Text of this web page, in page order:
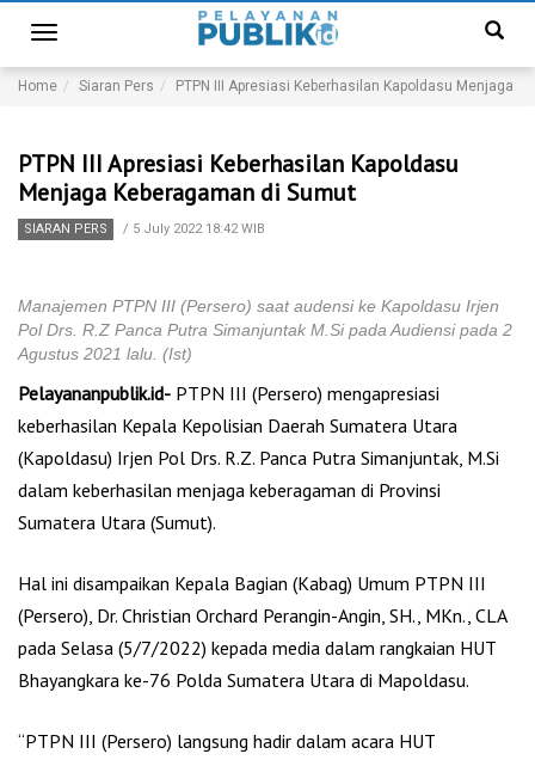
Toggle
navigation
Home Siaran Pers PTPN III Apresiasi Keberhasilan Kapoldasu Menjaga
PTPN III Apresiasi Keberhasilan Kapoldasu
Menjaga Keberagaman di Sumut
SIARAN PERS / 5 July 2022 18:42 WIB
Manajemen PTPN III (Persero) saat audensi ke Kapoldasu Irjen
Pol Drs. R.Z Panca Putra Simanjuntak M.Si pada Audiensi pada 2
Agustus 2021 lalu. (Ist)
Pelayananpublik.id- PTPN III (Persero) mengapresiasi
keberhasilan Kepala Kepolisian Daerah Sumatera Utara
(Kapoldasu) Irjen Pol Drs. R.Z. Panca Putra Simanjuntak, M.Si
dalam keberhasilan menjaga keberagaman di Provinsi
Sumatera Utara (Sumut).
Hal ini disampaikan Kepala Bagian (Kabag) Umum PTPN III
(Persero), Dr. Christian Orchard Perangin-Angin, SH., MKn., CLA
pada Selasa (5/7/2022) kepada media dalam rangkaian HUT
Bhayangkara ke-76 Polda Sumatera Utara di Mapoldasu.
“PTPN III (Persero) langsung hadir dalam acara HUT